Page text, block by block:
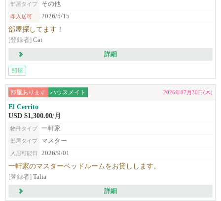
部屋タイプ その他
即入居可 2026/5/15
部屋探してます！
[登録者] Cat
詳細
部屋
部屋あります ハウスメイト 2026年07月30日(木)
El Cerrito
USD $1,300.00/月
物件タイプ 一軒家
部屋タイプ マスター
入居可能日 2026/9/01
一軒家のマスターベッドルームをお貸しします。
[登録者] Talia
詳細